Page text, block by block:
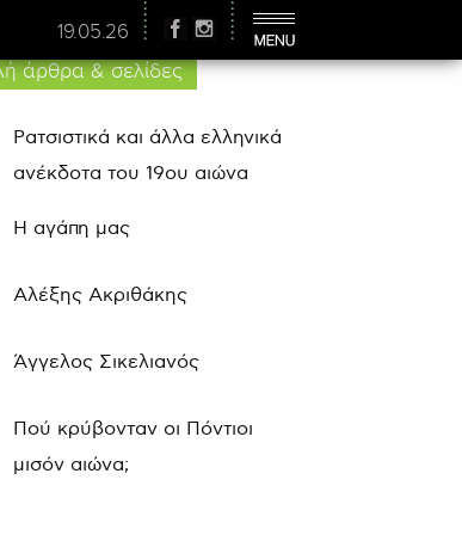
19.05.26
άρθρα & σελίδες
Ρατσιστικά και άλλα ελληνικά
ανέκδοτα του 19ου αιώνα
Η αγάπη μας
Αλέξης Ακριθάκης
Άγγελος Σικελιανός
Πού κρύβονταν οι Πόντιοι
μισόν αιώνα;